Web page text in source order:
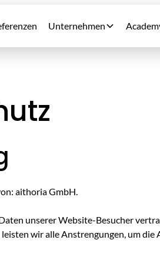
Unternehmen
aithoria GmbH.
unserer Website-Besucher
wir alle Anstrengungen, um